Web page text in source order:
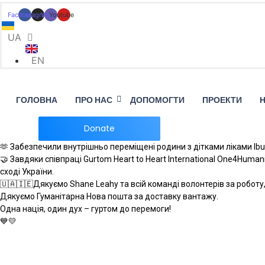
Facebook
Instagram
ViberYoutube
UA
EN
ГОЛОВНА ПРО НАС ДОПОМОГТИ ПРОЕКТИ
Donate
🫶 Забезпечили внутрішньо переміщені родини з дітками ліками
🤝 Завдяки співпраці Gurtom Heart to Heart International
сході України.
🇺🇦🇮🇪Дякуємо Shane Leahy та всій команді волонтерів за
Дякуємо Гуманітарна Нова пошта за доставку вантажу.
Одна нація, один дух – гуртом до перемоги!
💙💛